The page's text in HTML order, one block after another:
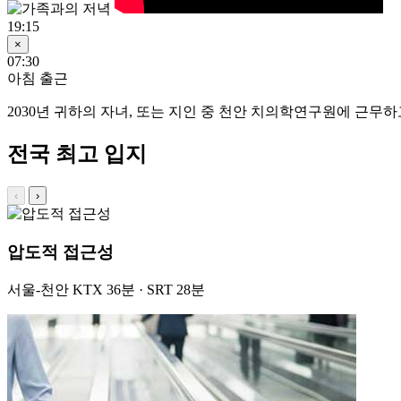
19:15
×
07:30
아침 출근
2030년 귀하의 자녀, 또는 지인 중 천안 치의학연구원에 근무
전국 최고 입지
‹ ›
압도적 접근성
서울-천안 KTX 36분 · SRT 28분